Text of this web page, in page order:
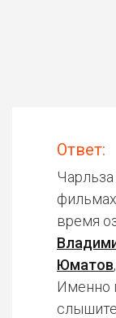
Ответ:
время
Юматов,
Именно